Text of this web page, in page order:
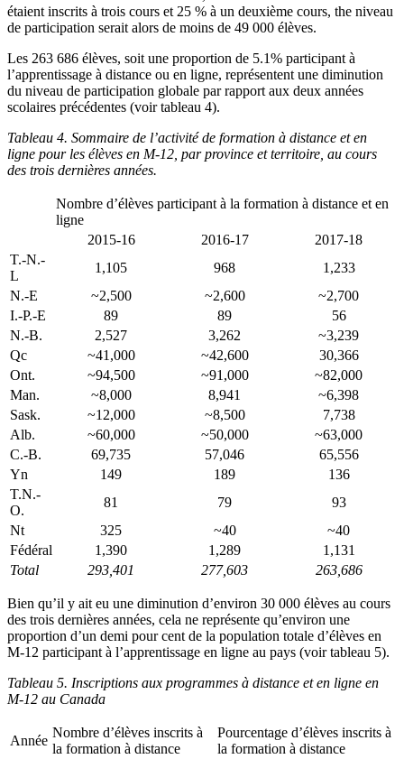
étaient inscrits à trois cours et 25 % à un deuxième cours, the niveau
de participation serait alors de moins de 49 000 élèves.
Les 263 686 élèves, soit une proportion de 5.1% participant à
l’apprentissage à distance ou en ligne, représentent une diminution
du niveau de participation globale par rapport aux deux années
scolaires précédentes (voir tableau 4).
Tableau 4. Sommaire de l’activité de formation à distance et en
ligne pour les élèves en M-12, par province et territoire, au cours
des trois dernières années.
Nombre d’élèves participant à la formation à distance et en
ligne
2015-16
2016-17
2017-18
T.-N.-
L
1,105 968
1,233
N.-E
~2,500 ~2,600
~2,700
I.-P.-E
89 89
56
N.-B.
2,527 3,262
~3,239
Qc
~41,000 ~42,600
30,366
Ont.
~94,500 ~91,000
~82,000
Man.
~8,000 8,941
~6,398
Sask.
~12,000 ~8,500
7,738
Alb.
~60,000 ~50,000
~63,000
C.-B.
69,735 57,046
65,556
Yn
149 189
136
T.N.-
O.
81 79
93
Nt
325 ~40
~40
Fédéral
1,390 1,289
1,131
Total
293,401 277,603 263,686
Bien qu’il y ait eu une diminution d’environ 30 000 élèves au cours
des trois dernières années, cela ne représente qu’environ une
proportion d’un demi pour cent de la population totale d’élèves en
M-12 participant à l’apprentissage en ligne au pays (voir tableau 5).
Tableau 5. Inscriptions aux programmes à distance et en ligne en
M-12 au Canada
Année
Nombre d’élèves inscrits à
la formation à distance
Pourcentage d’élèves inscrits à
la formation à distance